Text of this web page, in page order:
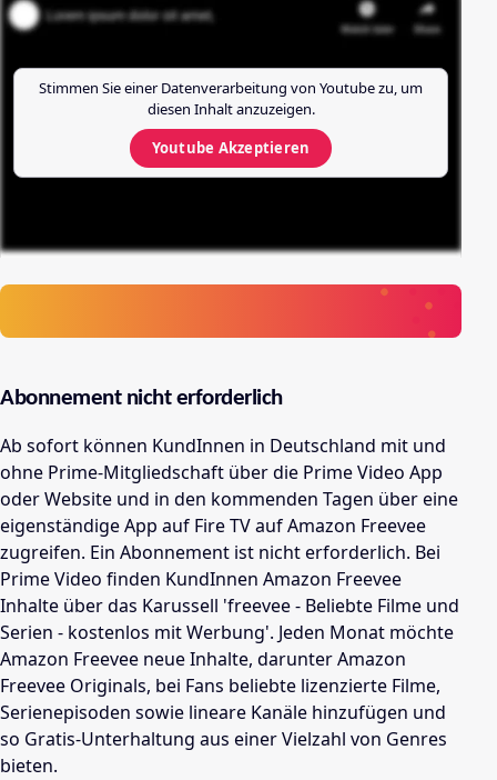
Stimmen Sie einer Datenverarbeitung von Youtubezu, um
diesen Inhalt anzuzeigen.
Youtube Akzeptieren
Abonnement nicht erforderlich
Ab sofort können KundInnen in Deutschland mit und
ohne Prime-Mitgliedschaft über die Prime Video App
oder Website und in den kommenden Tagen über eine
eigenständige App auf Fire TV auf Amazon Freevee
zugreifen. Ein Abonnement ist nicht erforderlich. Bei
Prime Video finden KundInnen Amazon Freevee
Inhalte über das Karussell 'freevee - Beliebte Filme und
Serien - kostenlos mit Werbung'. Jeden Monat möchte
Amazon Freevee neue Inhalte, darunter Amazon
Freevee Originals, bei Fans beliebte lizenzierte Filme,
Serienepisoden sowie lineare Kanäle hinzufügen und
so Gratis-Unterhaltung aus einer Vielzahl von Genres
bieten.